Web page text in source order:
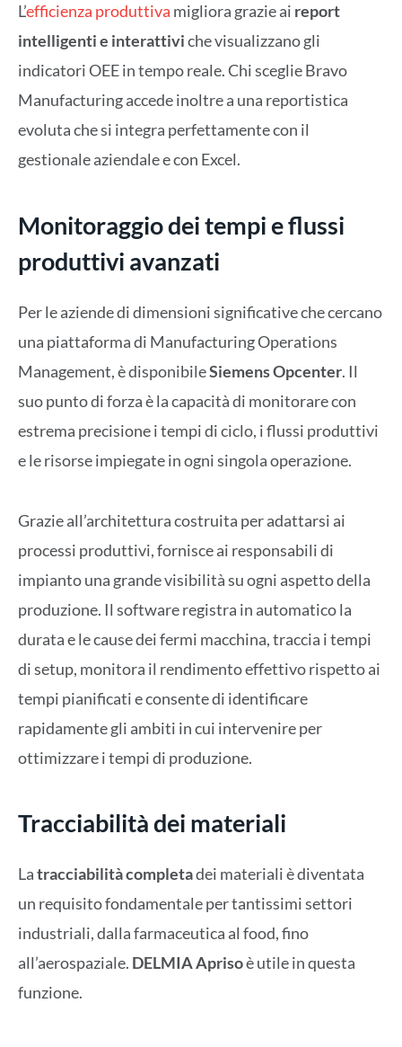
L’efficienza produttiva migliora grazie ai report
intelligenti e interattiviche visualizzano gli
indicatori OEE in tempo reale. Chi sceglie Bravo
Manufacturing accede inoltre a una reportistica
evoluta che si integra perfettamente con il
gestionale aziendale e con Excel.
Monitoraggio dei tempi e flussi
produttivi avanzati
Per le aziende di dimensioni significative che cercano
una piattaforma di Manufacturing Operations
Management, è disponibileSiemens Opcenter. Il
suo punto di forza è la capacità di monitorare con
estrema precisione i tempi di ciclo, i flussi produttivi
e le risorse impiegate in ogni singola operazione.
Grazie all’architettura costruita per adattarsi ai
processi produttivi, fornisce ai responsabili di
impianto una grande visibilità su ogni aspetto della
produzione. Il software registra in automatico la
durata e le cause dei fermi macchina, traccia i tempi
di setup, monitora il rendimento effettivo rispetto ai
tempi pianificati e consente di identificare
rapidamente gli ambiti in cui intervenire per
ottimizzare i tempi di produzione.
Tracciabilità dei materiali
Latracciabilità completadei materiali è diventata
un requisito fondamentale per tantissimi settori
industriali, dalla farmaceutica al food, fino
all’aerospaziale. DELMIA Aprisoè utile in questa
funzione.